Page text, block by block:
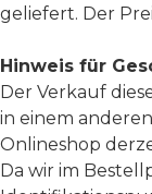
geliefert. Der
Hinweis für
Der Verkauf
in einem
Onlineshop
Da wir im